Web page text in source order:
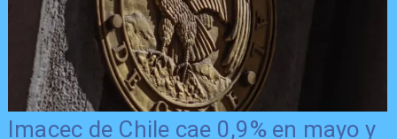
Imacec de Chile cae 0,9% en mayo y